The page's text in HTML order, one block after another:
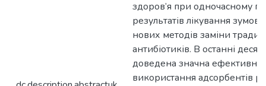
здоров’я при одночасному
результатів лікування
нових методів заміни
антибіотиків. В останні
доведена значна
використання адсорбентів